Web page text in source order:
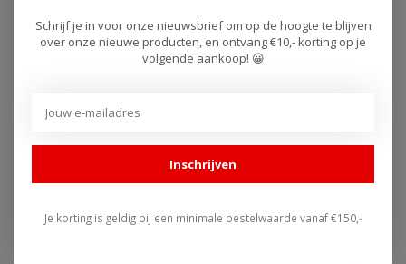
GRID-O Demper
Yamaha MT-
09/Tracer 900/XSR
Gemaakt in Italië, Spark
uitlaat systemen. Deze
O Demper Yamaha
MT-09/XSR 900 (2021-
2025)
Gemaakt in Italië, Spark
uitlaat systemen.
Schrijf je in voor onze nieuwsbrief om op de hoogte te blijven
over onze nieuwe producten, en ontvang €10,- korting op je
volgende aankoop! 😀
Inschrijven
Je korting is geldig bij een minimale bestelwaarde vanaf €150,-